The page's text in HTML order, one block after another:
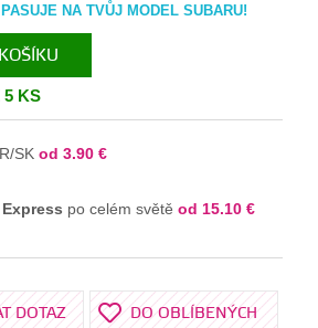
NA TVŮJ MODEL SUBARU!
5 KS
SK od 3.90 €
Express po celém světě od 15.10 €
DOTAZ DO OBLÍBENÝCH